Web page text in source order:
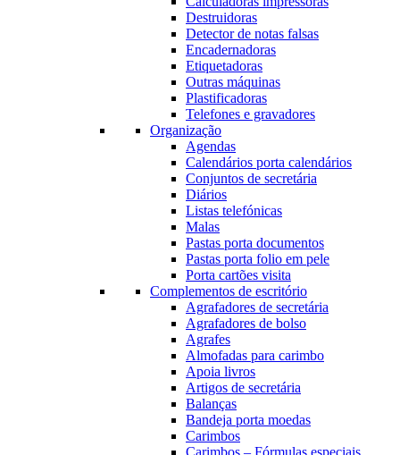
Destruidoras
Detector de notas falsas
Encadernadoras
Etiquetadoras
Outras máquinas
Plastificadoras
Telefones e gravadores
Organização
Agendas
Calendários porta calendários
Conjuntos de secretária
Diários
Listas telefónicas
Malas
Pastas porta documentos
Pastas porta folio em pele
Porta cartões visita
Complementos de escritório
Agrafadores de secretária
Agrafadores de bolso
Agrafes
Almofadas para carimbo
Apoia livros
Artigos de secretária
Balanças
Bandeja porta moedas
Carimbos
Carimbos – Fórmulas especiais